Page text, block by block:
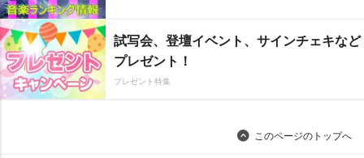
試写会、登壇イベント、サインチェキなど
プレゼント！
プレゼント特集
このページのトップへ